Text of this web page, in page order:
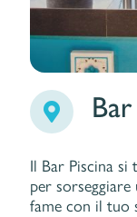
Il Bar Piscina
per sorseggiare
fame con il tuo